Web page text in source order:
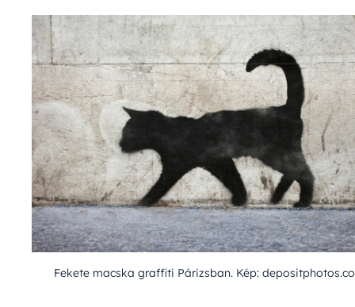
Fekete macska graffiti Párizsban. Kép: